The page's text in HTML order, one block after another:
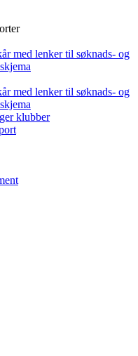
med lenker til søknads- og
med lenker til søknads- og
klubber